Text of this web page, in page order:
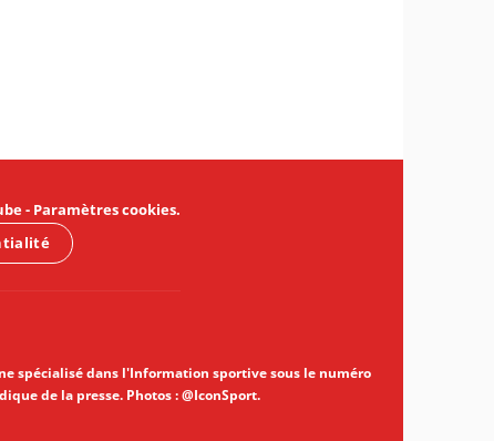
- Paramètres cookies.
spécialisé dans l'Information sportive sous le numéro
de la presse. Photos : @IconSport.